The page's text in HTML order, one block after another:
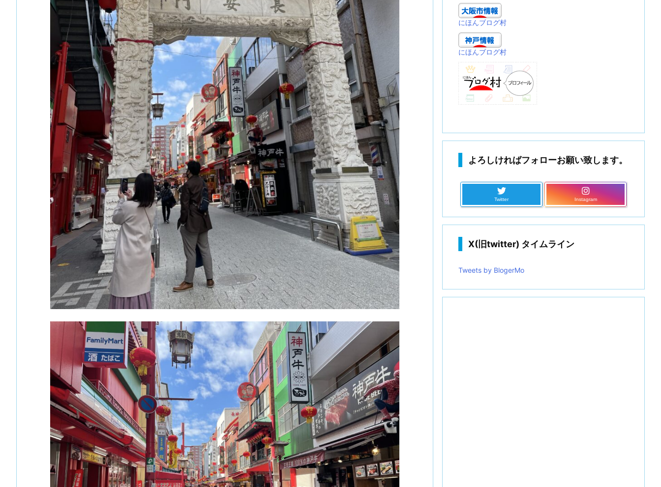
にほんブログ村
にほんブログ村
よろしければフォローお願い致します。
Twitter Instagram
X(旧twitter) タイムライン
Tweets by BlogerMo